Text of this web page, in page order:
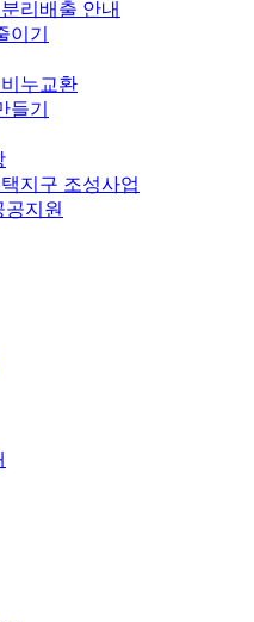
리배출 안내
이기
누교환
들기
지구 조성사업
지원